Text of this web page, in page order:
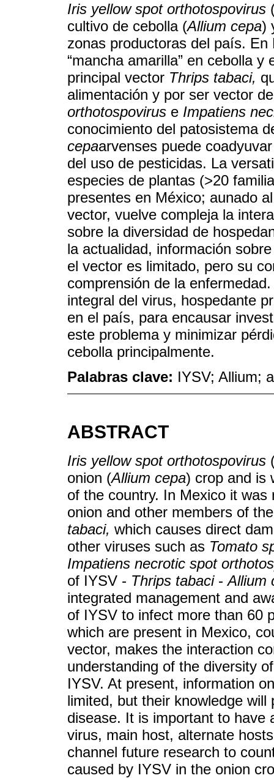
Iris yellow spot orthotospovirus
cultivo de cebolla (Allium cepa)
zonas productoras del país.
“mancha amarilla” en cebolla
principal vector Thrips tabaci,
alimentación y por ser vector
orthotospovirus e Impatiens
conocimiento del patosistema
cepaarvenses puede
del uso de pesticidas. La
especies de plantas (>20
presentes en México; aunado
vector, vuelve compleja la
sobre la diversidad de
la actualidad, información
el vector es limitado, pero su
comprensión de la
integral del virus, hospedante
en el país, para encausar
este problema y minimizar
cebolla principalmente.
Palabras clave: IYSV; Allium;
ABSTRACT
Iris yellow spot orthotospovirus
onion (Allium cepa) crop and is
of the country. In Mexico it was
onion and other members of
tabaci, which causes direct
other viruses such as Tomato
Impatiens necrotic spot
of IYSV - Thrips tabaci-Allium
integrated management and
of IYSV to infect more than 60
which are present in Mexico,
vector, makes the interaction
understanding of the diversity
IYSV. At present, information
limited, but their knowledge
disease. It is important to have
virus, main host, alternate
channel future research to
caused by IYSV in the onion